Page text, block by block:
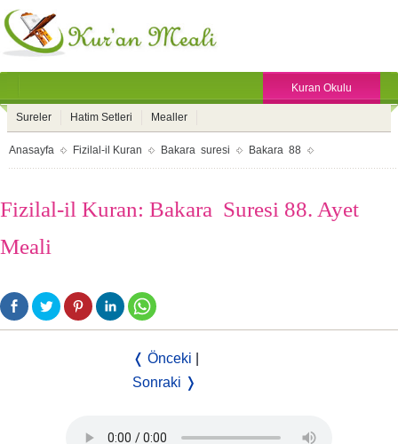
Kuran Okulu
Sureler Hatim Setleri Mealler
Anasayfa Fizilal-il Kuran Bakara suresi Bakara 88
Fizilal-il Kuran: Bakara Suresi 88. Ayet
Meali
❬ Önceki
Sonraki ❭